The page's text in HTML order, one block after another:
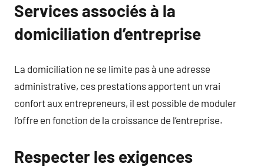
Services associés à la
domiciliation d’entreprise
La domiciliation ne se limite pas à une adresse
administrative, ces prestations apportent un vrai
confort aux entrepreneurs, il est possible de moduler
l’offre en fonction de la croissance de l’entreprise.
Respecter les exigences